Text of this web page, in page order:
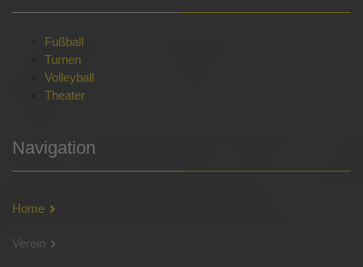
Fußball
Turnen
Volleyball
Theater
Navigation
Home
Verein